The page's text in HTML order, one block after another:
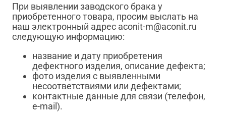
При выявлении заводского брака у
приобретенного товара, просим выслать на
наш электронный адрес aconit-m@aconit.ru
следующую информацию:
название и дату приобретения
дефектного изделия, описание дефекта;
фото изделия с выявленными
несоответствиями или дефектами;
контактные данные для связи (телефон,
e-mail).